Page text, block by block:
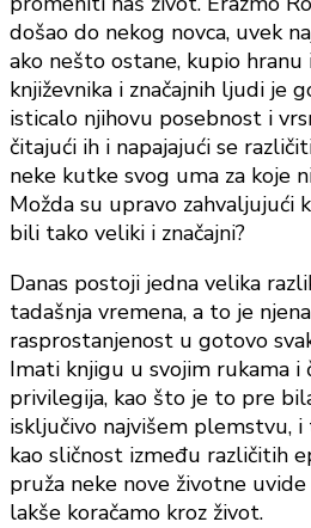
došao do nekog novca, uvek
ako nešto ostane, kupio hranu
književnika i značajnih ljudi je
isticalo njihovu posebnost i
čitajući ih i napajajući se
neke kutke svog uma za koje
Možda su upravo zahvaljujući
bili tako veliki i značajni?
Danas postoji jedna velika
tadašnja vremena, a to je
rasprostanjenost u gotovo
Imati knjigu u svojim rukama i
privilegija, kao što je to pre
isključivo najvišem plemstvu,
kao sličnost između različitih
pruža neke nove životne
lakše koračamo kroz život.